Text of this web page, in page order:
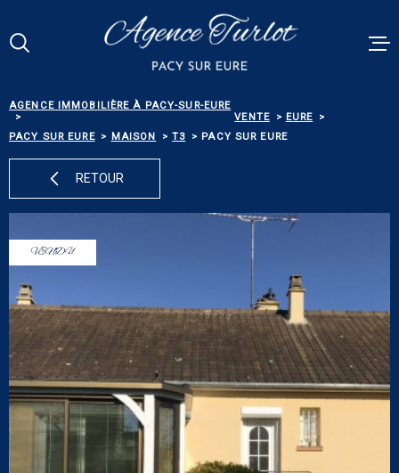
menu
contenu
VENTES
ALERTE
NOS
CONTACT
AGENCE IMMOBILIÈRE À PACY-SUR-EURE
VENTE
EURE
PACY SUR EURE
MAISON T3 PACY SUR EURE
RETOUR
VENDU
Votre
RECHERCHE
TYPE
Budget
BUDGET
RECHERCHER